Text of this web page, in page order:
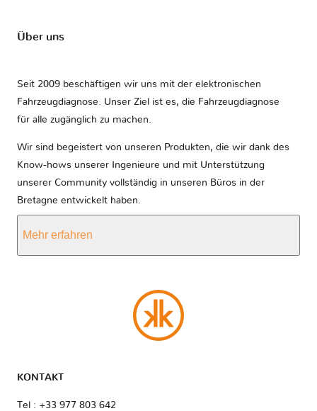
Über uns
Seit 2009 beschäftigen wir uns mit der elektronischen
Fahrzeugdiagnose. Unser Ziel ist es, die Fahrzeugdiagnose
für alle zugänglich zu machen.
Wir sind begeistert von unseren Produkten, die wir dank des
Know-hows unserer Ingenieure und mit Unterstützung
unserer Community vollständig in unseren Büros in der
Bretagne entwickelt haben.
Mehr erfahren
KONTAKT
Tel : +33 977 803 642